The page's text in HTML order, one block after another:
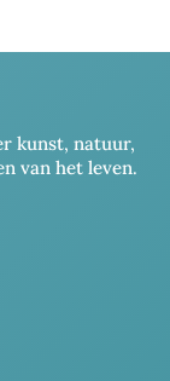
kunst, natuur,
van het leven.